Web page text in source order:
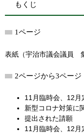
もくじ
1ページ
表紙（宇治市議会議員
2ページから3ページ
11月臨時会、12月
新型コロナ対策に
提出された請願
11月臨時会、12